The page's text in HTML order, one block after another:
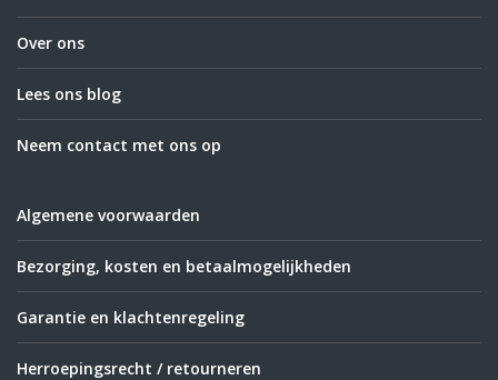
Over ons
Lees ons blog
Neem contact met ons op
Algemene voorwaarden
Bezorging, kosten en betaalmogelijkheden
Garantie en klachtenregeling
Herroepingsrecht / retourneren